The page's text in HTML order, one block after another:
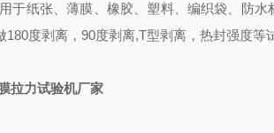
于纸张、薄膜、橡胶、塑料、编织袋、防
度剥离，90度剥离,T型剥离，热封强度等
拉力试验机厂家